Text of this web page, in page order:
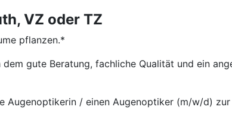
VZ oder TZ
pflanzen.*
gute Beratung, fachliche Qualität und ein
Augenoptikerin / einen Augenoptiker (m/w/d)